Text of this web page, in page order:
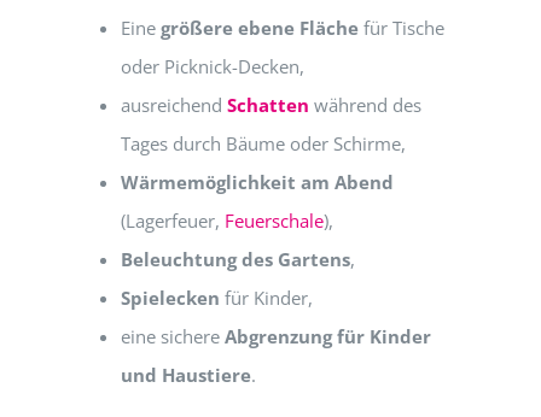
Eine größere ebene Fläche für Tische
oder Picknick-Decken,
ausreichend Schatten während des
Tages durch Bäume oder Schirme,
Wärmemöglichkeit am Abend
(Lagerfeuer, Feuerschale),
Beleuchtung des Gartens,
Spielecken für Kinder,
eine sichere Abgrenzung für Kinder
und Haustiere.